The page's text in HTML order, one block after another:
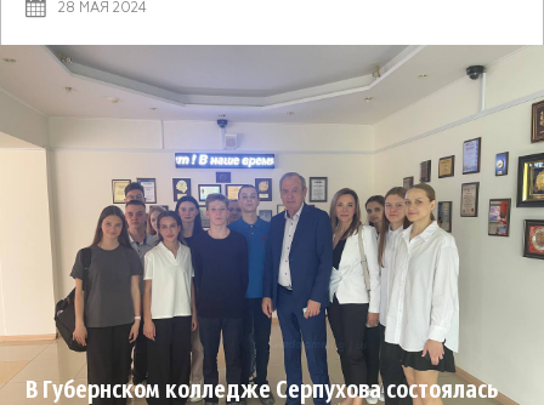
28 МАЯ 2024
В Губернском колледже Серпухова состоялась